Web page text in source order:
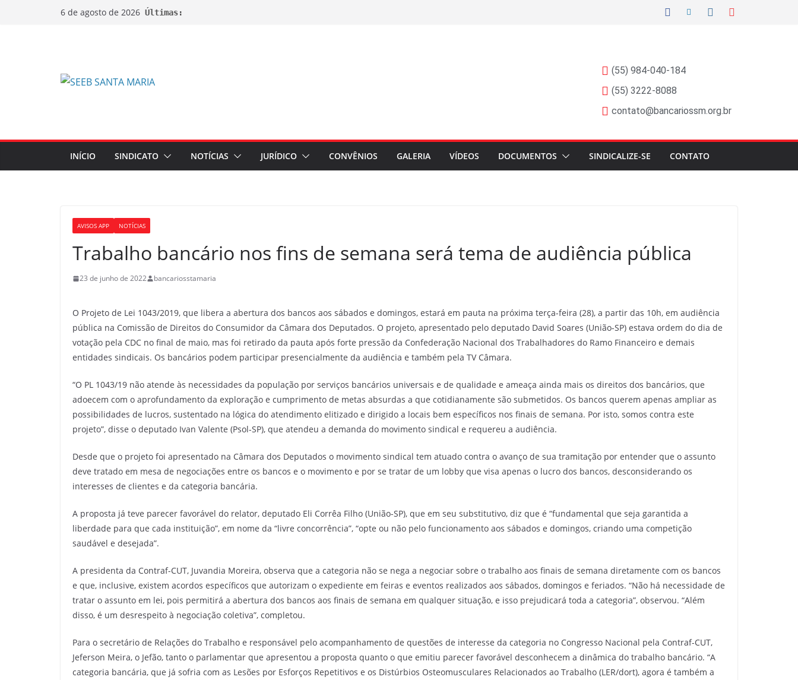
6 de agosto de 2026 Últimas:
(55) 984-040-184
(55) 3222-8088
contato@bancariossm.org.br
INÍCIO SINDICATO NOTÍCIAS JURÍDICO CONVÊNIOS GALERIA VÍDEOS DOCUMENTOS SINDICALIZE-SE CONTATO
AVISOS APP NOTÍCIAS
Trabalho bancário nos fins de semana será tema de audiência pública
23 de junho de 2022 bancariosstamaria
O Projeto de Lei 1043/2019, que libera a abertura dos bancos aos sábados e domingos, estará em pauta na próxima terça-feira (28), a partir das 10h, em audiência
pública na Comissão de Direitos do Consumidor da Câmara dos Deputados. O projeto, apresentado pelo deputado David Soares (União-SP) estava ordem do dia de
votação pela CDC no final de maio, mas foi retirado da pauta após forte pressão da Confederação Nacional dos Trabalhadores do Ramo Financeiro e demais
entidades sindicais. Os bancários podem participar presencialmente da audiência e também pela TV Câmara.
“O PL 1043/19 não atende às necessidades da população por serviços bancários universais e de qualidade e ameaça ainda mais os direitos dos bancários, que
adoecem com o aprofundamento da exploração e cumprimento de metas absurdas a que cotidianamente são submetidos. Os bancos querem apenas ampliar as
possibilidades de lucros, sustentado na lógica do atendimento elitizado e dirigido a locais bem específicos nos finais de semana. Por isto, somos contra este
projeto”, disse o deputado Ivan Valente (Psol-SP), que atendeu a demanda do movimento sindical e requereu a audiência.
Desde que o projeto foi apresentado na Câmara dos Deputados o movimento sindical tem atuado contra o avanço de sua tramitação por entender que o assunto
deve tratado em mesa de negociações entre os bancos e o movimento e por se tratar de um lobby que visa apenas o lucro dos bancos, desconsiderando os
interesses de clientes e da categoria bancária.
A proposta já teve parecer favorável do relator, deputado Eli Corrêa Filho (União-SP), que em seu substitutivo, diz que é “fundamental que seja garantida a
liberdade para que cada instituição”, em nome da “livre concorrência”, “opte ou não pelo funcionamento aos sábados e domingos, criando uma competição
saudável e desejada”.
A presidenta da Contraf-CUT, Juvandia Moreira, observa que a categoria não se nega a negociar sobre o trabalho aos finais de semana diretamente com os bancos
e que, inclusive, existem acordos específicos que autorizam o expediente em feiras e eventos realizados aos sábados, domingos e feriados. “Não há necessidade de
tratar o assunto em lei, pois permitirá a abertura dos bancos aos finais de semana em qualquer situação, e isso prejudicará toda a categoria”, observou. “Além
disso, é um desrespeito à negociação coletiva”, completou.
Para o secretário de Relações do Trabalho e responsável pelo acompanhamento de questões de interesse da categoria no Congresso Nacional pela Contraf-CUT,
Jeferson Meira, o Jefão, tanto o parlamentar que apresentou a proposta quanto o que emitiu parecer favorável desconhecem a dinâmica do trabalho bancário. “A
categoria bancária, que já sofria com as Lesões por Esforços Repetitivos e os Distúrbios Osteomusculares Relacionados ao Trabalho (LER/dort), agora é também a